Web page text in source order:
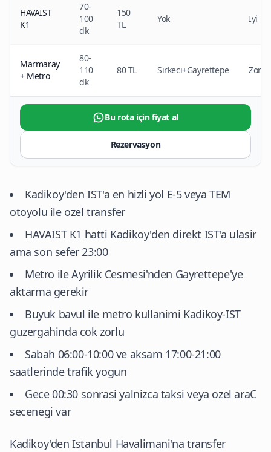
HAVAIST
K1
70-
100
dk
150
TL
Yok Iyi
Marmaray
+ Metro
80-
110
dk
80 TL Sirkeci+Gayrettepe Zor
Bu rota için fiyat al
Rezervasyon
Kadikoy'den IST'a en hizli yol E-5 veya TEM
otoyolu ile ozel transfer
HAVAIST K1 hatti Kadikoy'den direkt IST'a ulasir
ama son sefer 23:00
Metro ile Ayrilik Cesmesi'nden Gayrettepe'ye
aktarma gerekir
Buyuk bavul ile metro kullanimi Kadikoy-IST
guzergahinda cok zorlu
Sabah 06:00-10:00 ve aksam 17:00-21:00
saatlerinde trafik yogun
Gece 00:30 sonrasi yalnizca taksi veya ozel araC
secenegi var
Kadikoy'den Istanbul Havalimani'na transfer